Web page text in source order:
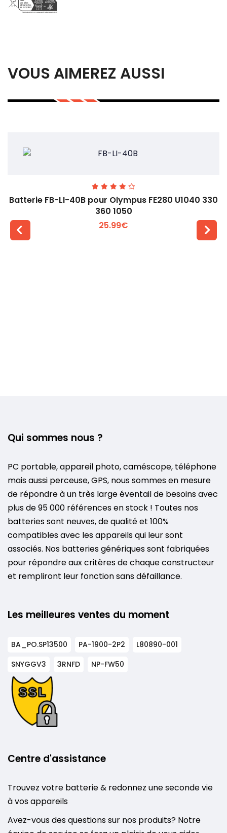
VOUS AIMEREZ AUSSI
Batterie FB-LI-40B pour Olympus FE280 U1040 330
360 1050
25.99€
Qui sommes nous ?
PC portable, appareil photo, caméscope, téléphone
mais aussi perceuse, GPS, nous sommes en mesure
de répondre à un très large éventail de besoins avec
plus de 95 000 références en stock ! Toutes nos
batteries sont neuves, de qualité et 100%
compatibles avec les appareils qui leur sont
associés. Nos batteries génériques sont fabriquées
pour répondre aux critères de chaque constructeur
et rempliront leur fonction sans défaillance.
Les meilleures ventes du moment
BA_PO.SP13500 PA-1900-2P2
L80890-001
SNYGGV3
3RNFD NP-FW50
Centre d'assistance
Trouvez votre batterie & redonnez une seconde vie
à vos appareils
Avez-vous des questions sur nos produits? Notre